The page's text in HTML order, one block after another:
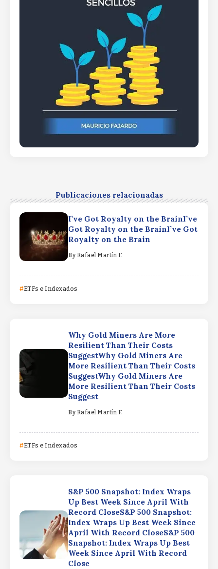
Publicaciones relacionadas
I’ve Got Royalty on the BrainI’ve
Got Royalty on the BrainI’ve Got
Royalty on the Brain
By Rafael Martín F.
ETFs e Indexados
Why Gold Miners Are More
Resilient Than Their Costs
SuggestWhy Gold Miners Are
More Resilient Than Their Costs
SuggestWhy Gold Miners Are
More Resilient Than Their Costs
Suggest
By Rafael Martín F.
ETFs e Indexados
S&P 500 Snapshot: Index Wraps
Up Best Week Since April With
Record CloseS&P 500 Snapshot:
Index Wraps Up Best Week Since
April With Record CloseS&P 500
Snapshot: Index Wraps Up Best
Week Since April With Record
Close